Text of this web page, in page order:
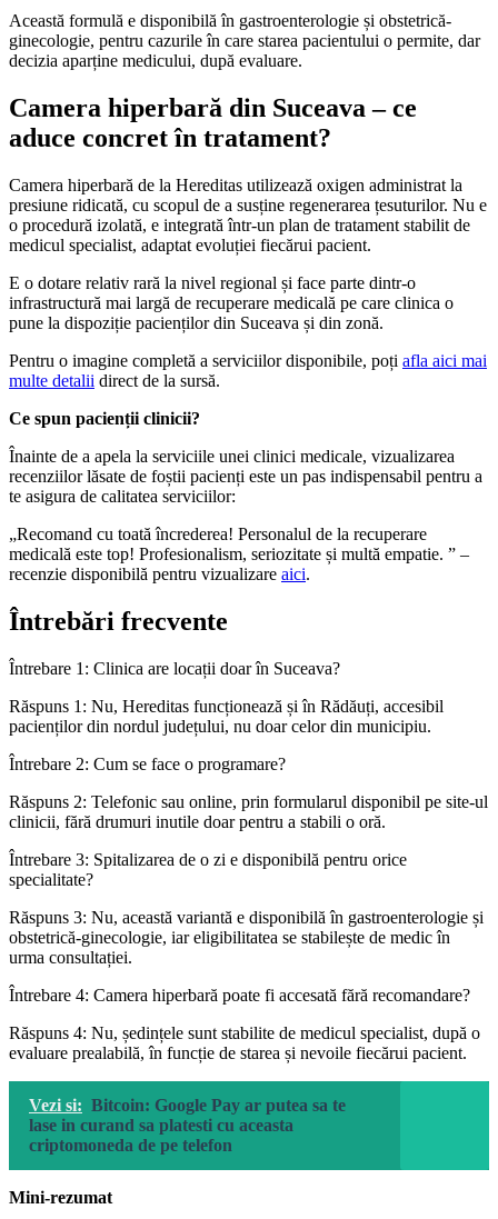
Această formulă e disponibilă în gastroenterologie și obstetrică-
ginecologie, pentru cazurile în care starea pacientului o permite, dar
decizia aparține medicului, după evaluare.
Camera hiperbară din Suceava – ce
aduce concret în tratament?
Camera hiperbară de la Hereditas utilizează oxigen administrat la
presiune ridicată, cu scopul de a susține regenerarea țesuturilor. Nu e
o procedură izolată, e integrată într-un plan de tratament stabilit de
medicul specialist, adaptat evoluției fiecărui pacient.
E o dotare relativ rară la nivel regional și face parte dintr-o
infrastructură mai largă de recuperare medicală pe care clinica o
pune la dispoziție pacienților din Suceava și din zonă.
Pentru o imagine completă a serviciilor disponibile, poți afla aici mai
multe detalii direct de la sursă.
Ce spun pacienții clinicii?
Înainte de a apela la serviciile unei clinici medicale, vizualizarea
recenziilor lăsate de foștii pacienți este un pas indispensabil pentru a
te asigura de calitatea serviciilor:
„Recomand cu toată încrederea! Personalul de la recuperare
medicală este top! Profesionalism, seriozitate și multă empatie. ” –
recenzie disponibilă pentru vizualizare aici.
Întrebări frecvente
Întrebare 1: Clinica are locații doar în Suceava?
Răspuns 1: Nu, Hereditas funcționează și în Rădăuți, accesibil
pacienților din nordul județului, nu doar celor din municipiu.
Întrebare 2: Cum se face o programare?
Răspuns 2: Telefonic sau online, prin formularul disponibil pe site-ul
clinicii, fără drumuri inutile doar pentru a stabili o oră.
Întrebare 3: Spitalizarea de o zi e disponibilă pentru orice
specialitate?
Răspuns 3: Nu, această variantă e disponibilă în gastroenterologie și
obstetrică-ginecologie, iar eligibilitatea se stabilește de medic în
urma consultației.
Întrebare 4: Camera hiperbară poate fi accesată fără recomandare?
Răspuns 4: Nu, ședințele sunt stabilite de medicul specialist, după o
evaluare prealabilă, în funcție de starea și nevoile fiecărui pacient.
Vezi si: Bitcoin: Google Pay ar putea sa te
lase in curand sa platesti cu aceasta
criptomoneda de pe telefon
Mini-rezumat